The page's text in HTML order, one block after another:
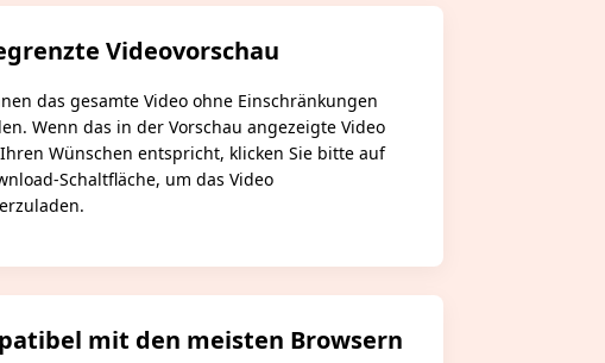
Videovorschau
das gesamte Video ohne Einschränkungen
Wenn das in der Vorschau angezeigte Video
Wünschen entspricht, klicken Sie bitte auf
Schaltfläche, um das Video
mit den meisten Browsern